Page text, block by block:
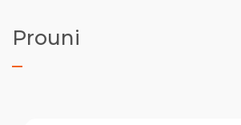
Prouni